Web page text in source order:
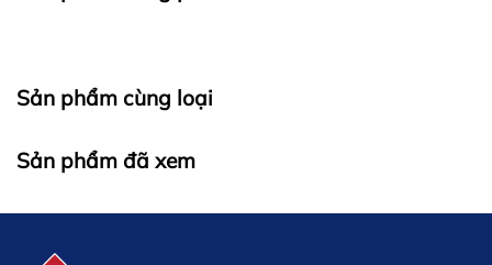
Sản phẩm cùng loại
Sản phẩm đã xem